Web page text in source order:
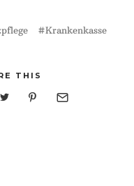
Krankenkasse
THIS